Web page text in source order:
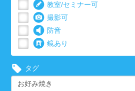
教室/セミナー可
撮影可
防音
鏡あり
タグ